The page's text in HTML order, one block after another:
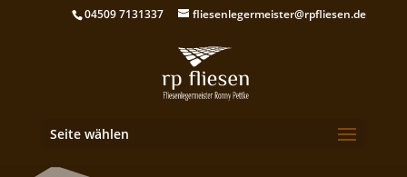
04509 7131337 fliesenlegermeister@rpfliesen.de
Seite wählen